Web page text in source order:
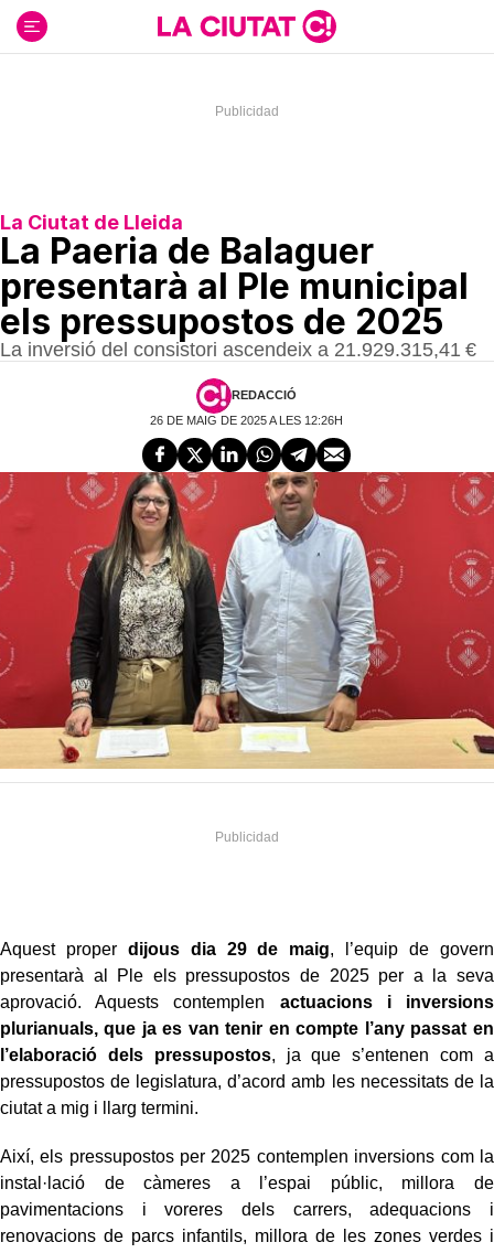
contenido
La Ciutat de Lleida
La Paeria de Balaguer
presentarà al Ple municipal
els pressupostos de 2025
La inversió del consistori ascendeix a 21.929.315,41 €
REDACCIÓ
26 DE MAIG DE 2025 A LES 12:26H
Aquest proper dijous dia 29 de maig, l’equip de govern
presentarà al Ple els pressupostos de 2025 per a la seva
aprovació. Aquests contemplen actuacions i inversions
plurianuals, que ja es van tenir en compte l’any passat en
l’elaboració dels pressupostos, ja que s’entenen com a
pressupostos de legislatura, d’acord amb les necessitats de la
ciutat a mig i llarg termini.
Així, els pressupostos per 2025 contemplen inversions com la
instal·lació de càmeres a l’espai públic, millora de
pavimentacions i voreres dels carrers, adequacions i
renovacions de parcs infantils, millora de les zones verdes i